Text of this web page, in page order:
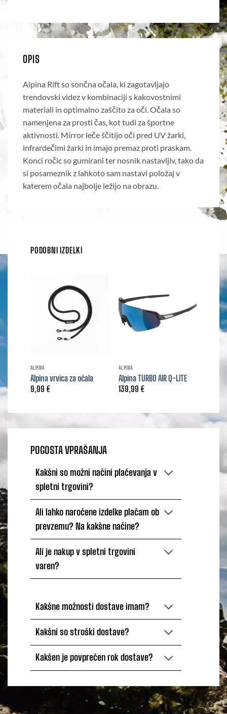
OPIS
Alpina Rift so sončna očala, ki zagotavljajo
trendovski videz v kombinaciji s kakovostnimi
materiali in optimalno zaščito za oči. Očala so
namenjena za prosti čas, kot tudi za športne
aktivnosti. Mirror leče ščitijo oči pred UV žarki,
infrardečimi žarki in imajo premaz proti praskam.
Konci ročic so gumirani ter nosnik nastavljiv, tako da
si posameznik z lahkoto sam nastavi položaj v
katerem očala najbolje ležijo na obrazu.
PODOBNI IZDELKI
ALPINA
Alpina vrvica za očala
9,99 €
ALPINA
Alpina TURBO AIR Q-LITE
139,99 €
POGOSTA VPRAŠANJA
Kakšni so možni načini plačevanja v
spletni trgovini?
Ali lahko naročene izdelke plačam ob
prevzemu? Na kakšne načine?
Ali je nakup v spletni trgovini
varen?
Kakšne možnosti dostave imam?
Kakšni so stroški dostave?
Kakšen je povprečen rok dostave?